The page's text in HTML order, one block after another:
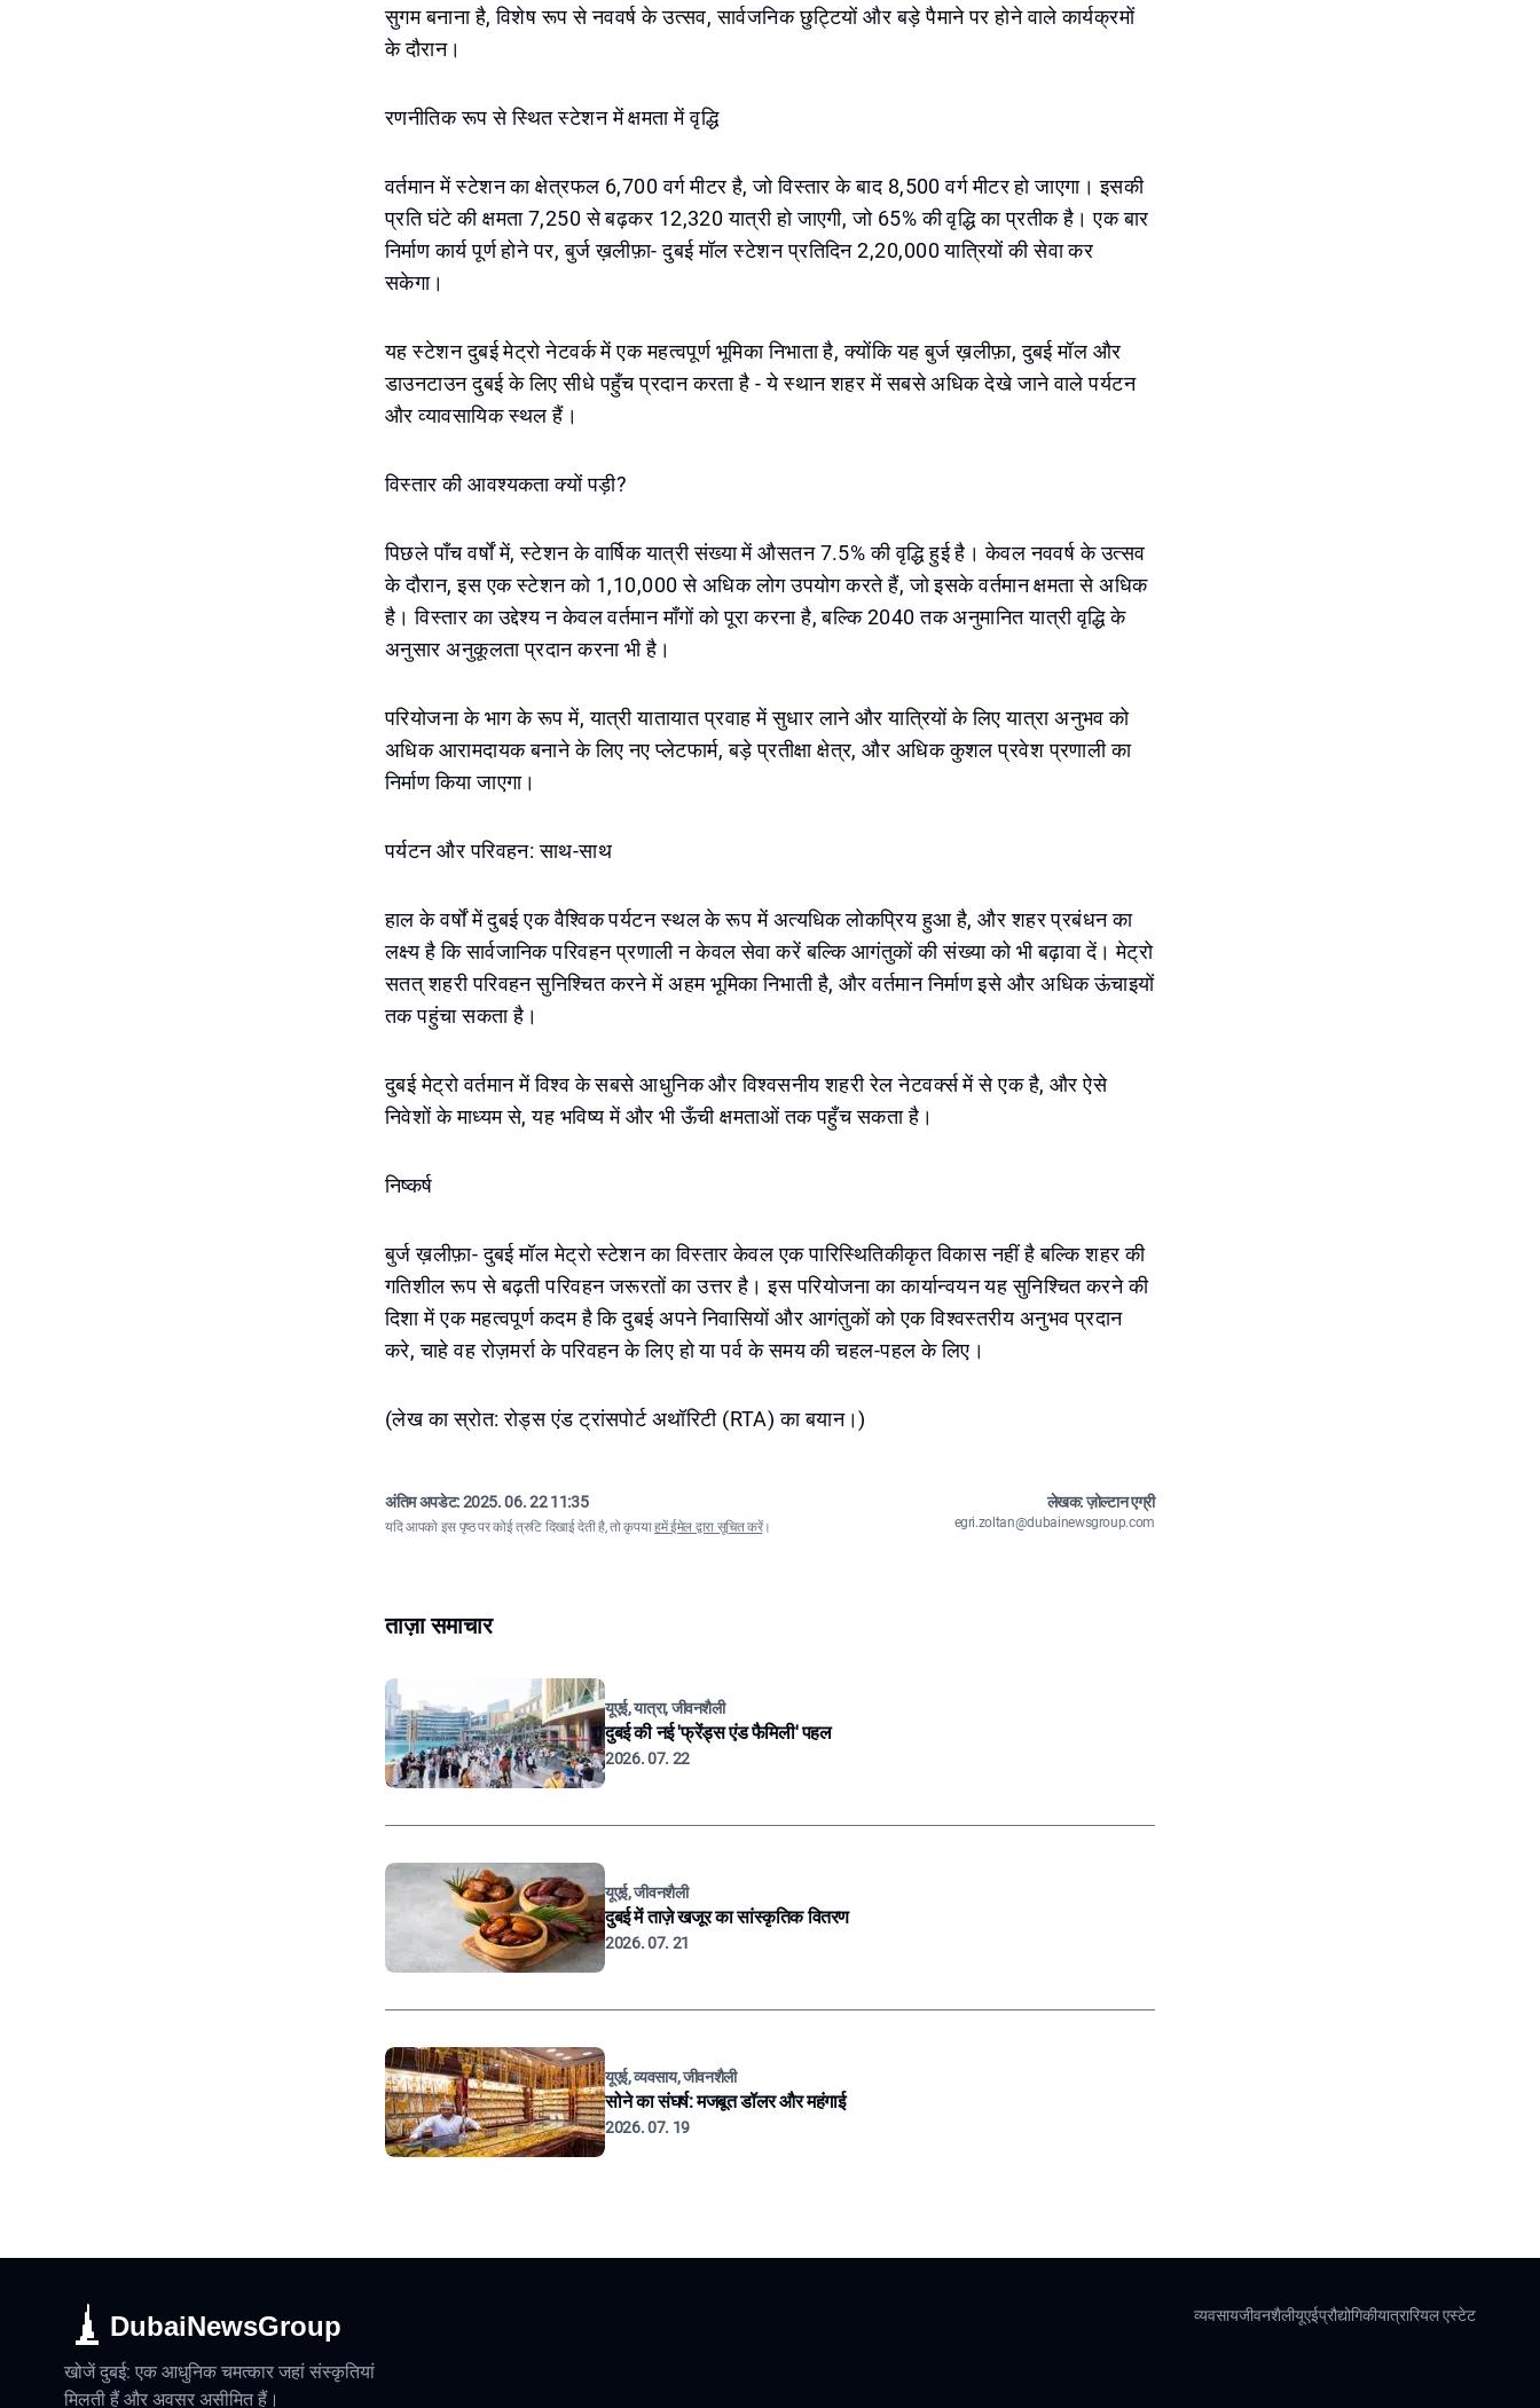
सुगम बनाना है, विशेष रूप से नववर्ष के उत्सव, सार्वजनिक छुट्टियों और बड़े पैमाने पर होने वाले कार्यक्रमों
के दौरान।
रणनीतिक रूप से स्थित स्टेशन में क्षमता में वृद्धि
वर्तमान में स्टेशन का क्षेत्रफल 6,700 वर्ग मीटर है, जो विस्तार के बाद 8,500 वर्ग मीटर हो जाएगा। इसकी
प्रति घंटे की क्षमता 7,250 से बढ़कर 12,320 यात्री हो जाएगी, जो 65% की वृद्धि का प्रतीक है। एक बार
निर्माण कार्य पूर्ण होने पर, बुर्ज ख़लीफ़ा- दुबई मॉल स्टेशन प्रतिदिन 2,20,000 यात्रियों की सेवा कर
सकेगा।
यह स्टेशन दुबई मेट्रो नेटवर्क में एक महत्वपूर्ण भूमिका निभाता है, क्योंकि यह बुर्ज ख़लीफ़ा, दुबई मॉल और
डाउनटाउन दुबई के लिए सीधे पहुँच प्रदान करता है - ये स्थान शहर में सबसे अधिक देखे जाने वाले पर्यटन
और व्यावसायिक स्थल हैं।
विस्तार की आवश्यकता क्यों पड़ी?
पिछले पाँच वर्षों में, स्टेशन के वार्षिक यात्री संख्या में औसतन 7.5% की वृद्धि हुई है। केवल नववर्ष के उत्सव
के दौरान, इस एक स्टेशन को 1,10,000 से अधिक लोग उपयोग करते हैं, जो इसके वर्तमान क्षमता से अधिक
है। विस्तार का उद्देश्य न केवल वर्तमान माँगों को पूरा करना है, बल्कि 2040 तक अनुमानित यात्री वृद्धि के
अनुसार अनुकूलता प्रदान करना भी है।
परियोजना के भाग के रूप में, यात्री यातायात प्रवाह में सुधार लाने और यात्रियों के लिए यात्रा अनुभव को
अधिक आरामदायक बनाने के लिए नए प्लेटफार्म, बड़े प्रतीक्षा क्षेत्र, और अधिक कुशल प्रवेश प्रणाली का
निर्माण किया जाएगा।
पर्यटन और परिवहन: साथ-साथ
हाल के वर्षों में दुबई एक वैश्विक पर्यटन स्थल के रूप में अत्यधिक लोकप्रिय हुआ है, और शहर प्रबंधन का
लक्ष्य है कि सार्वजानिक परिवहन प्रणाली न केवल सेवा करें बल्कि आगंतुकों की संख्या को भी बढ़ावा दें। मेट्रो
सतत् शहरी परिवहन सुनिश्चित करने में अहम भूमिका निभाती है, और वर्तमान निर्माण इसे और अधिक ऊंचाइयों
तक पहुंचा सकता है।
दुबई मेट्रो वर्तमान में विश्व के सबसे आधुनिक और विश्वसनीय शहरी रेल नेटवर्क्स में से एक है, और ऐसे
निवेशों के माध्यम से, यह भविष्य में और भी ऊँची क्षमताओं तक पहुँच सकता है।
निष्कर्ष
बुर्ज ख़लीफ़ा- दुबई मॉल मेट्रो स्टेशन का विस्तार केवल एक पारिस्थितिकीकृत विकास नहीं है बल्कि शहर की
गतिशील रूप से बढ़ती परिवहन जरूरतों का उत्तर है। इस परियोजना का कार्यान्वयन यह सुनिश्चित करने की
दिशा में एक महत्वपूर्ण कदम है कि दुबई अपने निवासियों और आगंतुकों को एक विश्वस्तरीय अनुभव प्रदान
करे, चाहे वह रोज़मर्रा के परिवहन के लिए हो या पर्व के समय की चहल-पहल के लिए।
(लेख का स्रोत: रोड्स एंड ट्रांसपोर्ट अथॉरिटी (RTA) का बयान।)
अंतिम अपडेट:2025. 06. 22 11:35
यदि आपको इस पृष्ठ पर कोई त्रुटि दिखाई देती है, तो कृपयाहमें ईमेल द्वारा सूचित करें।
लेखक: ज़ोल्टान एग्री
egri.zoltan@dubainewsgroup.com
ताज़ा समाचार
यूएई, यात्रा, जीवनशैली
दुबई की नई 'फ्रेंड्स एंड फैमिली' पहल
2026. 07. 22
यूएई, जीवनशैली
दुबई में ताज़े खजूर का सांस्कृतिक वितरण
2026. 07. 21
यूएई, व्यवसाय, जीवनशैली
सोने का संघर्ष: मजबूत डॉलर और महंगाई
2026. 07. 19
DubaiNewsGroup
खोजें दुबई: एक आधुनिक चमत्कार जहां संस्कृतियां
मिलती हैं और अवसर असीमित हैं।
व्यवसायजीवनशैलीयूएईप्रौद्योगिकीयात्रारियल एस्टेट